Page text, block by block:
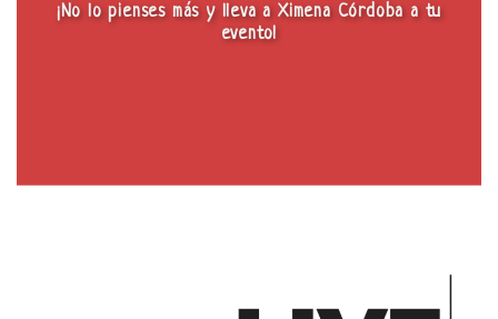
¡No lo pienses más y lleva a Ximena Córdoba a tu
evento!